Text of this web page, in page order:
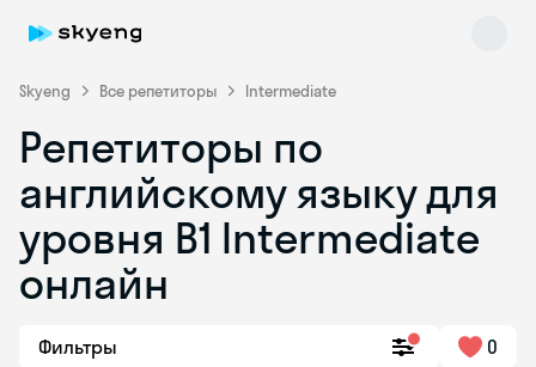
Skyeng Все репетиторы Intermediate
Репетиторы по
английскому языку для
уровня B1 Intermediate
онлайн
Фильтры 0